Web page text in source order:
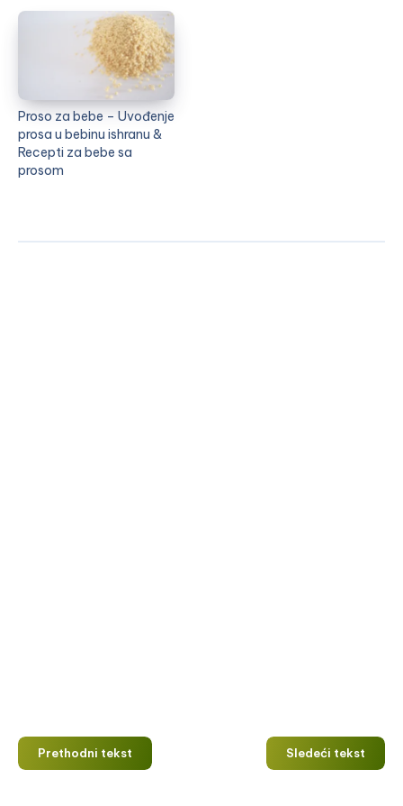
Proso za bebe – Uvođenje
prosa u bebinu ishranu &
Recepti za bebe sa
prosom
Prethodni tekst Sledeći tekst